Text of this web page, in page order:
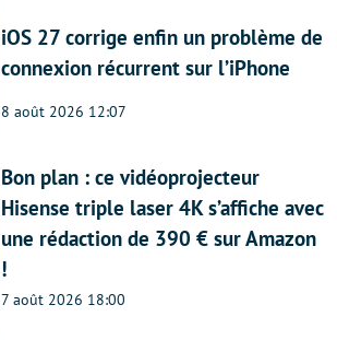
iOS 27 corrige enfin un problème de
connexion récurrent sur l’iPhone
8 août 2026 12:07
Bon plan : ce vidéoprojecteur
Hisense triple laser 4K s’affiche avec
une rédaction de 390 € sur Amazon
!
7 août 2026 18:00